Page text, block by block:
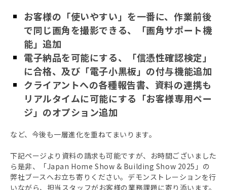
お客様の「使いやすい」を一番に、作業前後
で同じ画角を撮影できる、「画角サポート機
能」追加
電子納品を可能にする、「信憑性確認検定」
に合格、及び「電子小黒板」の付与機能追加
クライアントへの各種報告書、資料の連携も
リアルタイムに可能にする「お客様専用ペー
ジ」のオプション追加
など、今後も一層進化を重ねてまいります。
下記ページより資料の請求も可能ですが、お時間ございました
ら是非、「Japan Home Show & Building Show 2025」の
弊社ブースへお立ち寄りください。デモンストレーションを行
いながら、担当スタッフがお客様の業務課題に寄り添います。